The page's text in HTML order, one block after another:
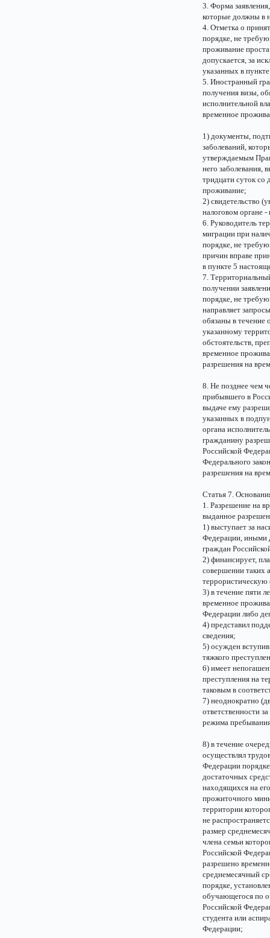
3. Форма
которые должны в
4. Отметка о
порядке, не
проживание
допускается, за
указанных в
5. Иностранный
получения визы,
исполнительной
временное
1) документы,
заболеваний,
утверждаемым
него заболевания,
тридцати суток со
проживание;
2) свидетельство
налоговом органе
6. Руководитель
миграции при
порядке, не
причин вправе
в пункте 5
7.
получении
порядке, не
направляет
обязаны в течение
указанному
обстоятельств,
временное
разрешения на
8. Не позднее чем
прибывшего в
выдаче ему
указанных в
органа
гражданину
Российской
Федерального
разрешения на
Статья 7.
1. Разрешение на
выданное
1) выступает за
Федерации, иными
граждан
2) финансирует,
совершении таких
террористическую
3) в течение пяти
временное
Федерации либо
4) представил
сведения;
5) осужден
тяжкого
6) имеет
преступления на
таковым в
7) неоднократно
ответственности
режима
8) в течение
осуществлял
Федерации
достаточных
находящихся на
прожиточного
территории
не
размер
члена семьи
Российской
разрешено
среднемесячный
порядке,
обучающегося по
Российской
студента или
Федерации;